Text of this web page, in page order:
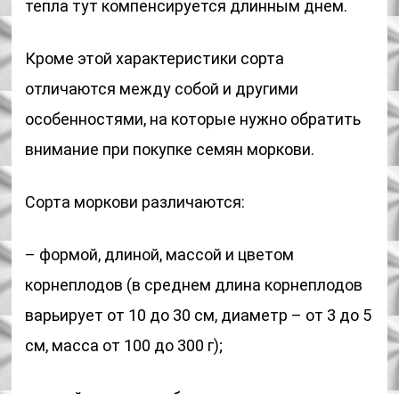
тепла тут компенсируется длинным днем.
Кроме этой характеристики сорта
отличаются между собой и другими
особенностями, на которые нужно обратить
внимание при покупке семян моркови.
Сорта моркови различаются:
– формой, длиной, массой и цветом
корнеплодов (в среднем длина корнеплодов
варьирует от 10 до 30 см, диаметр – от 3 до 5
см, масса от 100 до 300 г);